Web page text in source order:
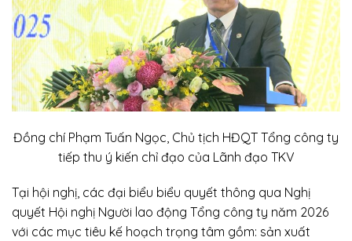
Đồng chí Phạm Tuấn Ngọc, Chủ tịch HĐQT Tổng công ty
tiếp thu ý kiến chỉ đạo của Lãnh đạo TKV
Tại hội nghị, các đại biểu biểu quyết thông qua Nghị
quyết Hội nghị Người lao động Tổng công ty năm 2026
với các mục tiêu kế hoạch trọng tâm gồm: sản xuất